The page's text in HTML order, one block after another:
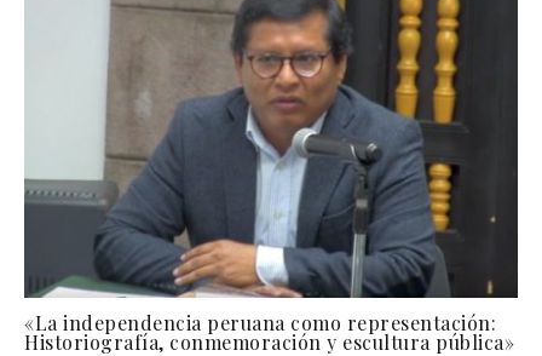
«La independencia peruana como representación:
Historiografía, conmemoración y escultura pública»